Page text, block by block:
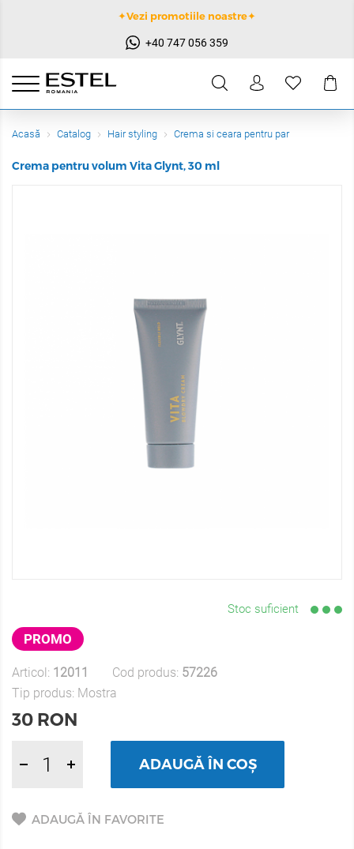
✦Vezi promotiile noastre✦
+40 747 056 359
Acasă Catalog Hair styling Crema si ceara pentru par
Crema pentru volum Vita Glynt, 30 ml
Stoc suficient
PROMO
Articol: 12011 Cod produs: 57226
Tip produs: Mostra
30 RON
ADAUGĂ ÎN COȘ
ADAUGĂ ÎN FAVORITE